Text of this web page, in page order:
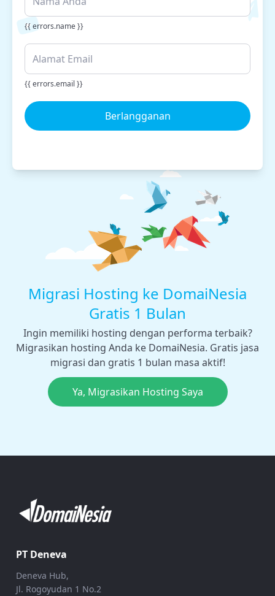
{{ errors.name }}
{{ errors.email }}
Berlangganan
Migrasi Hosting ke DomaiNesia
Gratis 1 Bulan
Ingin memiliki hosting dengan performa terbaik?
Migrasikan hosting Anda ke DomaiNesia. Gratis jasa
migrasi dan gratis 1 bulan masa aktif!
Ya, Migrasikan Hosting Saya
PT Deneva
Deneva Hub,
Jl. Rogoyudan 1 No.2